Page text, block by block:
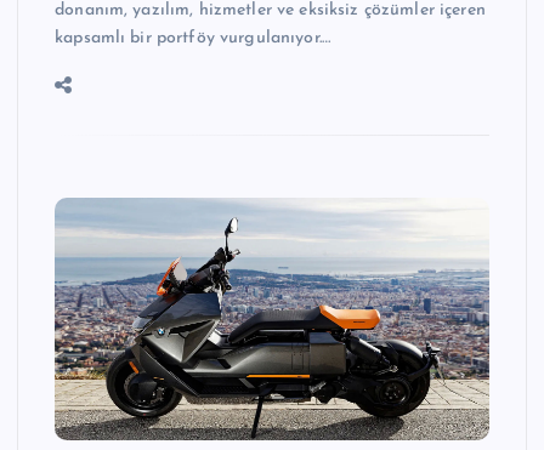
donanım, yazılım, hizmetler ve eksiksiz çözümler içeren
kapsamlı bir portföy vurgulanıyor.…